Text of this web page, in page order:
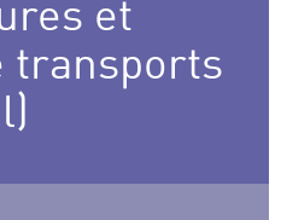
et
transports